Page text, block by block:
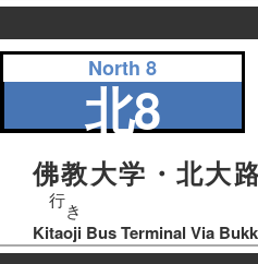
の
り North 8
北8
佛教大学・北大
行き
Kitaoji Bus Terminal Via